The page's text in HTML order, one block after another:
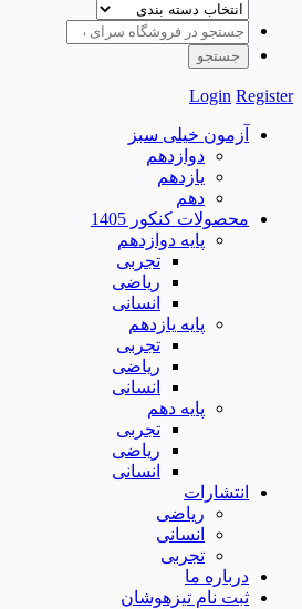
Login Register
آزمون خیلی سبز
دوازدهم
یازدهم
دهم
محصولات کنکور 1405
پایه دوازدهم
تجربی
ریاضی
انسانی
پایه یازدهم
تجربی
ریاضی
انسانی
پایه دهم
تجربی
ریاضی
انسانی
انتشارات
ریاضی
انسانی
تجربی
درباره ما
ثبت نام تیزهوشان